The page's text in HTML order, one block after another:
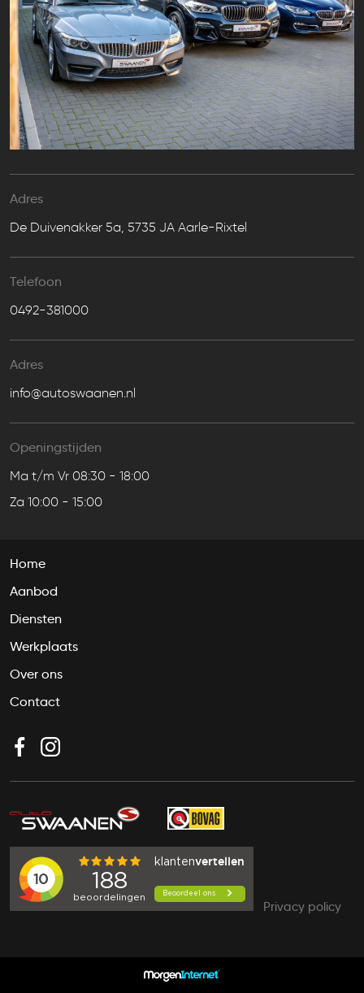
Adres
De Duivenakker 5a, 5735 JA Aarle-Rixtel
Telefoon
0492-381000
Adres
info@autoswaanen.nl
Openingstijden
Ma t/m Vr 08:30 - 18:00
Za 10:00 - 15:00
Home
Aanbod
Diensten
Werkplaats
Over ons
Contact
Privacy policy